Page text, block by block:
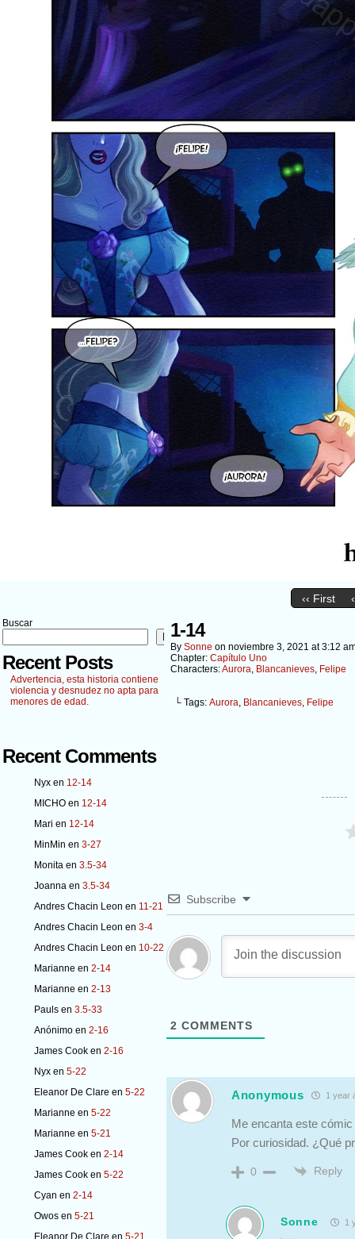
‹‹ First
Buscar
Buscar
Recent Posts
Advertencia, esta historia contiene
violencia y desnudez no apta para
menores de edad.
Recent Comments
Nyx en 12-14
MICHO en 12-14
Mari en 12-14
MinMin en 3-27
Monita en 3.5-34
Joanna en 3.5-34
Andres Chacin Leon en 11-21
Andres Chacin Leon en 3-4
Andres Chacin Leon en 10-22
Marianne en 2-14
Marianne en 2-13
Pauls en 3.5-33
Anónimo en 2-16
James Cook en 2-16
Nyx en 5-22
Eleanor De Clare en 5-22
Marianne en 5-22
Marianne en 5-21
James Cook en 2-14
James Cook en 5-22
Cyan en 2-14
Owos en 5-21
Eleanor De Clare en 5-21
1-14
By Sonne on noviembre 3, 2021 at3:12
Chapter: Capítulo Uno
Characters:Aurora, Blancanieves, Felipe
└ Tags: Aurora, Blancanieves, Felipe
Subscribe
2 COMMENTS
Anonymous 1 year
Me encanta este cómic
Por curiosidad. ¿Qué
0 Reply
Sonne 1